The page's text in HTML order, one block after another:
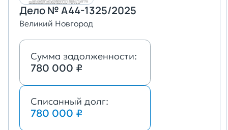
Дело № А44-1325/2025
Великий Новгород
Сумма задолженности:
780 000 ₽
Списанный долг:
780 000 ₽